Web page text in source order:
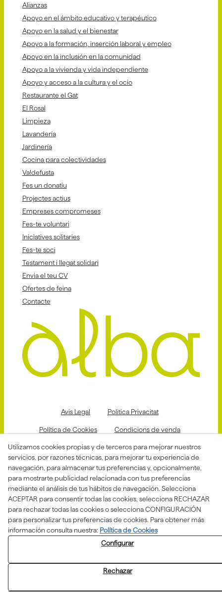
Alianzas
Apoyo en el ámbito educativo y terapéutico
Apoyo en la salud y el bienestar
Apoyo a la formación, inserción laboral y empleo
Apoyo en la inclusión en la comunidad
Apoyo a la vivienda y vida independiente
Apoyo y acceso a la cultura y el ocio
Restaurante el Gat
El Rosal
Limpieza
Lavandería
Jardinería
Cocina para colectividades
Va!defusta
Fes un donatiu
Projectes actius
Empreses compromeses
Fes-te voluntari
Iniciatives solitaries
Fes-te soci
Testament i llegat solidari
Envia el teu CV
Ofertes de feina
Contacte
Avis Legal Politica Privacitat
Política de Cookies Condicions de venda
Declaració d'accessibilitat
Canal de denuncias
Aquesta actuació està impulsada i subvencionada pel
Departament d'Empresa i Treball i finançada pel Fons
Social Europeu com a part de la resposta de la Unió
Europea a la pandèmia de COVID-19.
Utilizamos cookies propias y de terceros para mejorar nuestros
servicios, por razones técnicas, para mejorar tu experiencia de
navegación, para almacenar tus preferencias y, opcionalmente,
para mostrarte publicidad relacionada con tus preferencias
mediante el análisis de tus hábitos de navegación. Selecciona
ACEPTAR para consentir todas las cookies, selecciona RECHAZAR
para rechazar todas las cookies o selecciona CONFIGURACIÓN
para personalizar tus preferencias de cookies. Para obtener más
información consulta nuestra: Política de Cookies
Configurar
Rechazar